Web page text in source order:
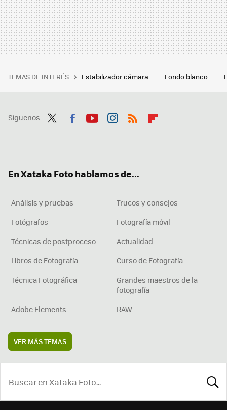
TEMAS DE INTERÉS Estabilizador cámara Fondo blanco
Síguenos
En Xataka Foto hablamos de...
Análisis y pruebas
Trucos y consejos
Fotógrafos
Fotografía móvil
Técnicas de postproceso
Actualidad
Libros de Fotografía
Curso de Fotografía
Técnica Fotográfica
Grandes maestros de la
fotografía
Adobe Elements
RAW
VER MÁS TEMAS